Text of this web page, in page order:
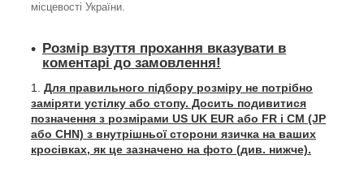
місцевості України.
Розмір взуття прохання вказувати в
коментарі до замовлення!
Для правильного підбору розміру не потрібно
заміряти устілку або стопу. Досить подивитися
позначення з розмірами US UK EUR або FR і СМ (JP
або CHN) з внутрішньої сторони язичка на ваших
кросівках, як це зазначено на фото (див. нижче).